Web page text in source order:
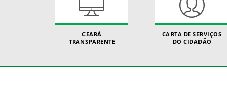
CEARÁ
TRANSPARENTE
CARTA DE SERVIÇOS
DO CIDADÃO